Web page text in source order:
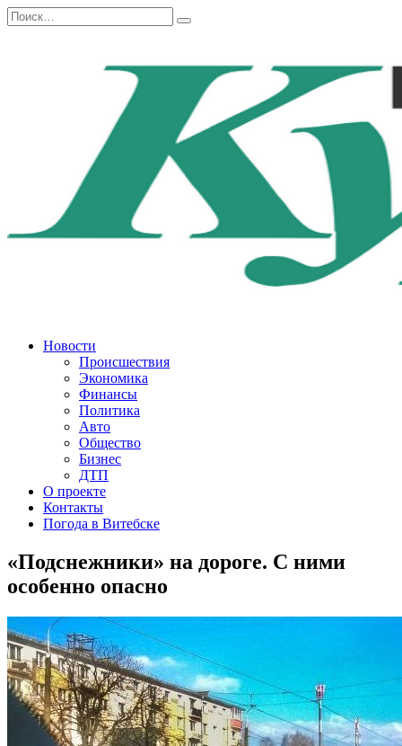
Перейти
к
Search
for:
Новости
Происшествия
Экономика
Финансы
Политика
Авто
Общество
Бизнес
ДТП
О проекте
Контакты
Погода в Витебске
«Подснежники» на дороге. С ними
особенно опасно